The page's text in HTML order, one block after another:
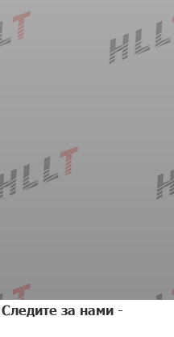
Следите за нами -